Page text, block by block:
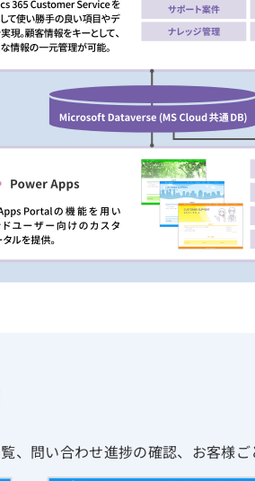
、問い合わせ進捗の確認、お客様ご